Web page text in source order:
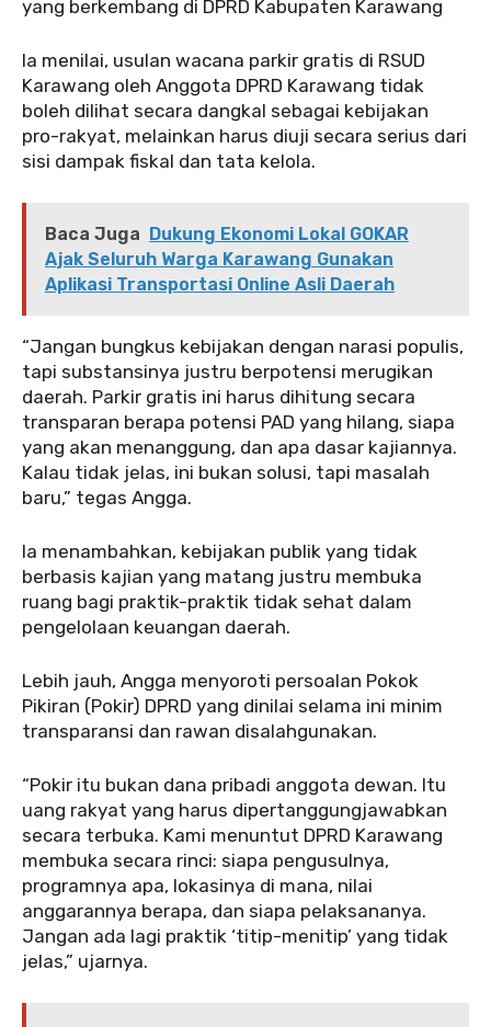
yang berkembang di DPRD Kabupaten Karawang
‎‎Ia menilai, usulan wacana parkir gratis di RSUD
Karawang oleh Anggota DPRD Karawang tidak
boleh dilihat secara dangkal sebagai kebijakan
pro-rakyat, melainkan harus diuji secara serius dari
sisi dampak fiskal dan tata kelola.
Baca Juga Dukung Ekonomi Lokal GOKAR
Ajak Seluruh Warga Karawang Gunakan
Aplikasi Transportasi Online Asli Daerah
‎‎“Jangan bungkus kebijakan dengan narasi populis,
tapi substansinya justru berpotensi merugikan
daerah. Parkir gratis ini harus dihitung secara
transparan berapa potensi PAD yang hilang, siapa
yang akan menanggung, dan apa dasar kajiannya.
Kalau tidak jelas, ini bukan solusi, tapi masalah
baru,” tegas Angga.
‎Ia menambahkan, kebijakan publik yang tidak
berbasis kajian yang matang justru membuka
ruang bagi praktik-praktik tidak sehat dalam
pengelolaan keuangan daerah.
‎Lebih jauh, Angga menyoroti persoalan Pokok
Pikiran (Pokir) DPRD yang dinilai selama ini minim
transparansi dan rawan disalahgunakan.
‎‎“Pokir itu bukan dana pribadi anggota dewan. Itu
uang rakyat yang harus dipertanggungjawabkan
secara terbuka. Kami menuntut DPRD Karawang
membuka secara rinci: siapa pengusulnya,
programnya apa, lokasinya di mana, nilai
anggarannya berapa, dan siapa pelaksananya.
Jangan ada lagi praktik ‘titip-menitip’ yang tidak
jelas,” ujarnya.